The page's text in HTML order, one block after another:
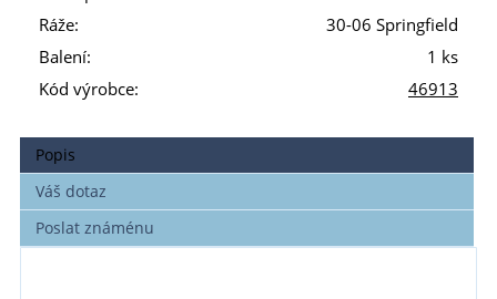
Ráže:
30-06 Springfield
Balení:
1 ks
Kód výrobce:
46913
Popis
Váš dotaz
Poslat známénu